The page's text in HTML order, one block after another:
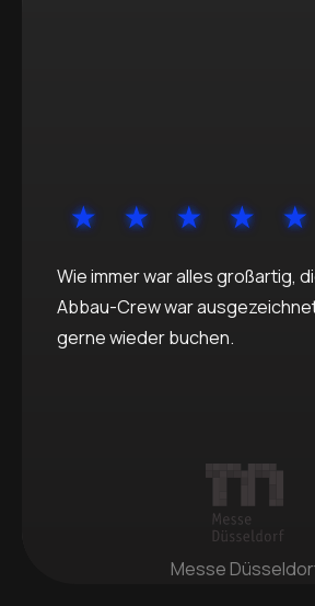
Messe
Wie immer war alles großartig,
Abbau-Crew war
gerne wieder buchen.